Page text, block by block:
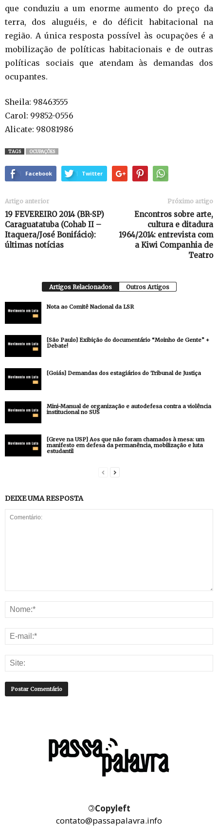
que conduziu a um enorme aumento do preço da
terra, dos aluguéis, e do déficit habitacional na
região. A única resposta possível às ocupações é a
mobilização de políticas habitacionais e de outras
políticas sociais que atendam às demandas dos
ocupantes.
Sheila: 98463555
Carol: 99852-0556
Alicate: 98081986
TAGS OCUPAÇÕES
Facebook Twitter
Artigo anterior
19 FEVEREIRO 2014 (BR-SP)
Caraguatatuba (Cohab II –
Itaquera/José Bonifácio):
últimas notícias
Próximo artigo
Encontros sobre arte,
cultura e ditadura
1964/2014: entrevista com
a Kiwi Companhia de
Teatro
Artigos Relacionados Outros Artigos
Nota ao Comitê Nacional da LSR
[São Paulo] Exibição do documentário “Moinho de Gente” +
Debate!
[Goiás] Demandas dos estagiários do Tribunal de Justiça
Mini-Manual de organização e autodefesa contra a violência
institucional no SUS
[Greve na USP] Aos que não foram chamados à mesa: um
manifesto em defesa da permanência, mobilização e luta
estudantil
DEIXE UMA RESPOSTA
©Copyleft
contato@passapalavra.info